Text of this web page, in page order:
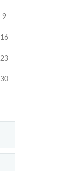
9
16
23
30